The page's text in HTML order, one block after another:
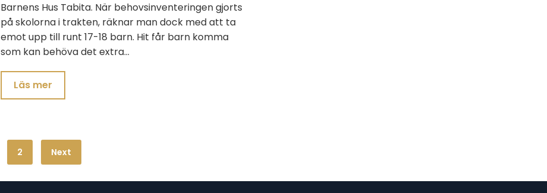
Barnens Hus Tabita. När behovsinventeringen gjorts
på skolorna i trakten, räknar man dock med att ta
emot upp till runt 17-18 barn. Hit får barn komma
som kan behöva det extra…
Läs mer
2 Next